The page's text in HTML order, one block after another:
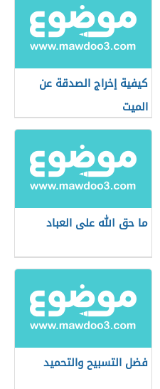
كيفية إخراج الصدقة عن
الميت
ما حق الله على العباد
فضل التسبيح والتحميد